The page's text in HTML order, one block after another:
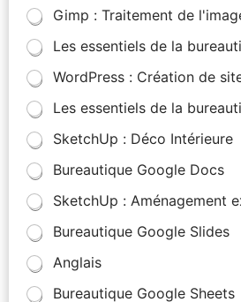
Gimp : Traitement de
Les essentiels de la
WordPress : Création de
Les essentiels de la
SketchUp : Déco Intérieure
Bureautique Google Docs
SketchUp : Aménagement
Bureautique Google Slides
Anglais
Bureautique Google Sheets